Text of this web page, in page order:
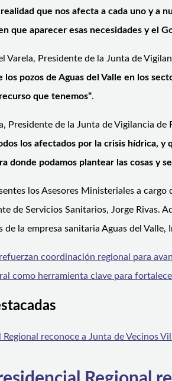
que nos afecta a cada uno y a
que aparecer esas necesidades y el
Varela, Presidente de la Junta de
pozos de Aguas del Valle en los
que tenemos”.
Presidente de la Junta de Vigilancia
los afectados por la crisis hídrica,
donde podamos plantear las cosas y
los Asesores Ministeriales a
de Servicios Sanitarios, Jorge Rivas.
de la empresa sanitaria Aguas del
coordinación regional para
como herramienta clave para